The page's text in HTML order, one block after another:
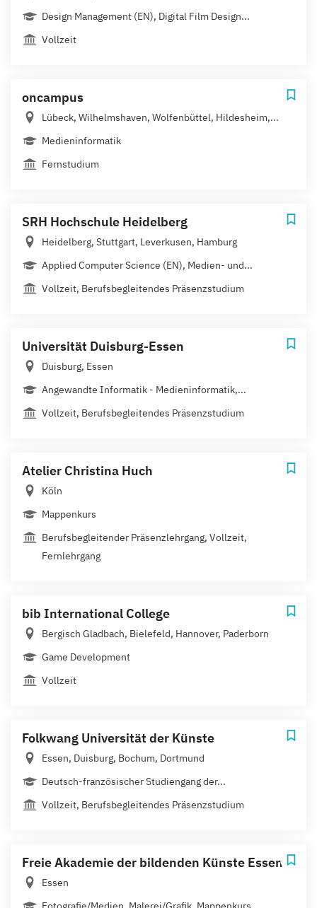
Design Management (EN), Digital Film Design...
Vollzeit
oncampus
Lübeck, Wilhelmshaven, Wolfenbüttel, Hildesheim,...
Medieninformatik
Fernstudium
SRH Hochschule Heidelberg
Heidelberg, Stuttgart, Leverkusen, Hamburg
Applied Computer Science (EN), Medien- und...
Vollzeit, Berufsbegleitendes Präsenzstudium
Universität Duisburg-Essen
Duisburg, Essen
Angewandte Informatik - Medieninformatik,...
Vollzeit, Berufsbegleitendes Präsenzstudium
Atelier Christina Huch
Köln
Mappenkurs
Berufsbegleitender Präsenzlehrgang, Vollzeit,
Fernlehrgang
bib International College
Bergisch Gladbach, Bielefeld, Hannover, Paderborn
Game Development
Vollzeit
Folkwang Universität der Künste
Essen, Duisburg, Bochum, Dortmund
Deutsch-französischer Studiengang der...
Vollzeit, Berufsbegleitendes Präsenzstudium
Freie Akademie der bildenden Künste Essen
Essen